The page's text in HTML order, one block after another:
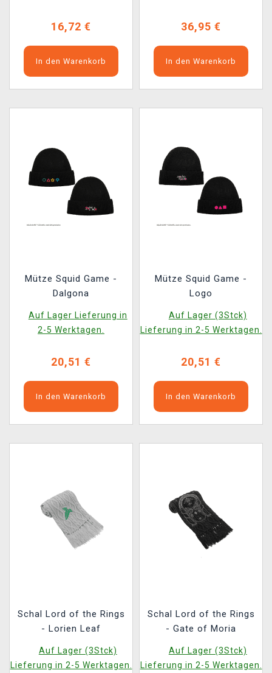
16,72 €
In den Warenkorb
36,95 €
In den Warenkorb
Mütze Squid Game -
Dalgona
Auf Lager Lieferung in
2-5 Werktagen.
20,51 €
In den Warenkorb
Mütze Squid Game -
Logo
Auf Lager (3Stck)
Lieferung in 2-5 Werktagen.
20,51 €
In den Warenkorb
Schal Lord of the Rings
- Lorien Leaf
Auf Lager (3Stck)
Lieferung in 2-5 Werktagen.
Schal Lord of the Rings
- Gate of Moria
Auf Lager (3Stck)
Lieferung in 2-5 Werktagen.